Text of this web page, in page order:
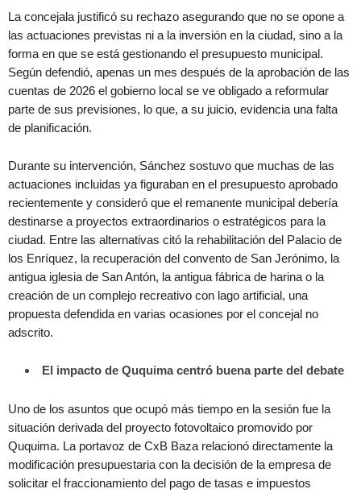
La concejala justificó su rechazo asegurando que no se opone a
las actuaciones previstas ni a la inversión en la ciudad, sino a la
forma en que se está gestionando el presupuesto municipal.
Según defendió, apenas un mes después de la aprobación de las
cuentas de 2026 el gobierno local se ve obligado a reformular
parte de sus previsiones, lo que, a su juicio, evidencia una falta
de planificación.
Durante su intervención, Sánchez sostuvo que muchas de las
actuaciones incluidas ya figuraban en el presupuesto aprobado
recientemente y consideró que el remanente municipal debería
destinarse a proyectos extraordinarios o estratégicos para la
ciudad. Entre las alternativas citó la rehabilitación del Palacio de
los Enríquez, la recuperación del convento de San Jerónimo, la
antigua iglesia de San Antón, la antigua fábrica de harina o la
creación de un complejo recreativo con lago artificial, una
propuesta defendida en varias ocasiones por el concejal no
adscrito.
El impacto de Ququima centró buena parte del debate
Uno de los asuntos que ocupó más tiempo en la sesión fue la
situación derivada del proyecto fotovoltaico promovido por
Ququima. La portavoz de CxB Baza relacionó directamente la
modificación presupuestaria con la decisión de la empresa de
solicitar el fraccionamiento del pago de tasas e impuestos